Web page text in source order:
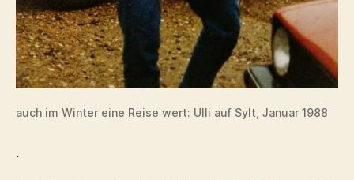
auch im Winter eine Reise wert: Ulli auf Sylt, Januar 1988
.